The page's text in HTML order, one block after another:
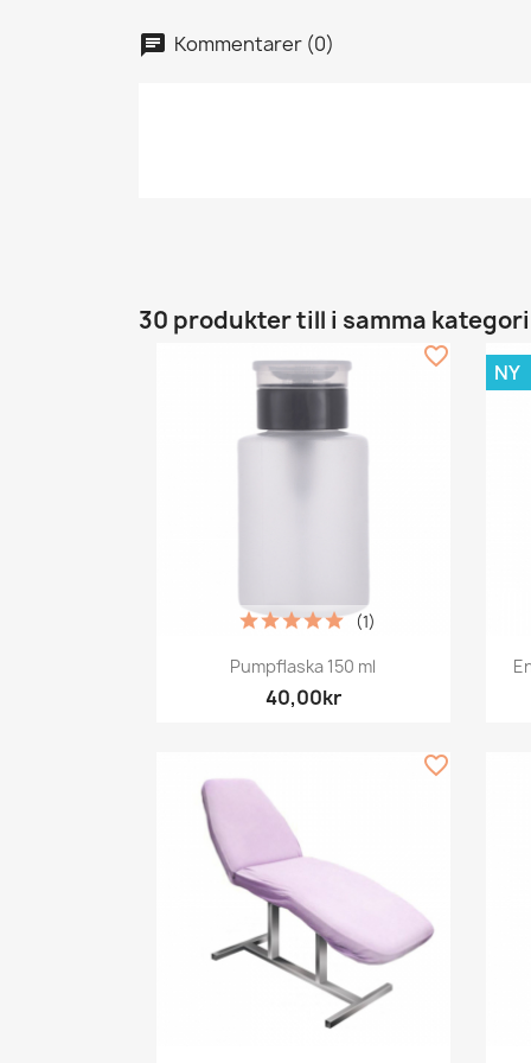
Kommentarer (0)
30 produkter till i samma kategori
Snabbvy
Pumpflaska 150 ml
40,00kr
(1)
favorite_border
NY
favorite_border